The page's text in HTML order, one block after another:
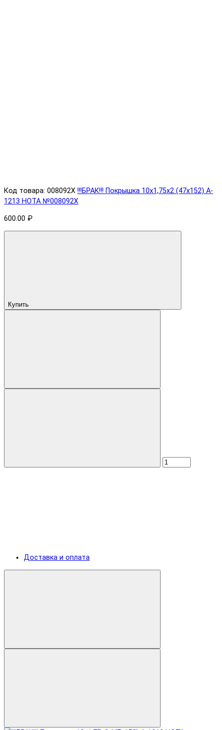
Код товара: 008092X !!!БРАК!!! Покрышка 10х1,75х2 (47x152) A-
1213 HOTA №008092X
600.00 ₽
Купить
Доставка и оплата